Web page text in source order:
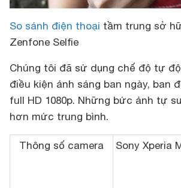
So sánh điện thoại tầm trung sở
Zenfone Selfie
Chúng tôi đã sử dụng chế độ tự
điều kiện ánh sáng ban ngày, ban
full HD 1080p. Những bức ảnh tự
hơn mức trung bình.
Thông số camera Sony Xperia